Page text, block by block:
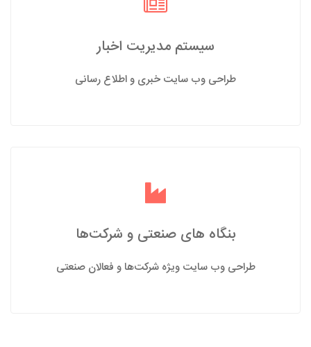
سیستم مدیریت اخبار
طراحی وب سایت خبری و اطلاع رسانی
بنگاه های صنعتی و شرکت‌ها
طراحی وب سایت ویژه شرکت‌ها و فعالان صنعتی